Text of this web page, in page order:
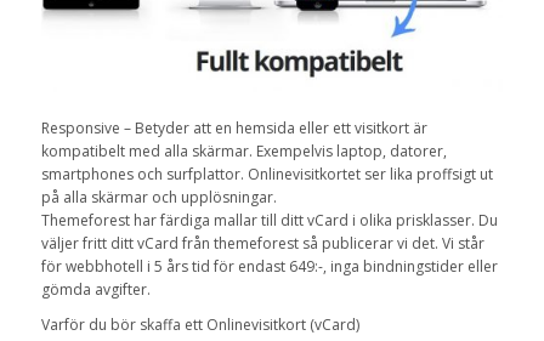
Responsive – Betyder att en hemsida eller ett visitkort är
kompatibelt med alla skärmar. Exempelvis laptop, datorer,
smartphones och surfplattor. Onlinevisitkortet ser lika proffsigt ut
på alla skärmar och upplösningar.
Themeforest har färdiga mallar till ditt vCard i olika prisklasser. Du
väljer fritt ditt vCard från themeforest så publicerar vi det. Vi står
för webbhotell i 5 års tid för endast 649:-, inga bindningstider eller
gömda avgifter.
Varför du bör skaffa ett Onlinevisitkort (vCard)